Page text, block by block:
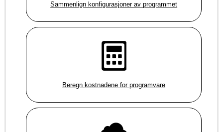
Sammenlign konfigurasjoner av programmet
Beregn kostnadene for programvare